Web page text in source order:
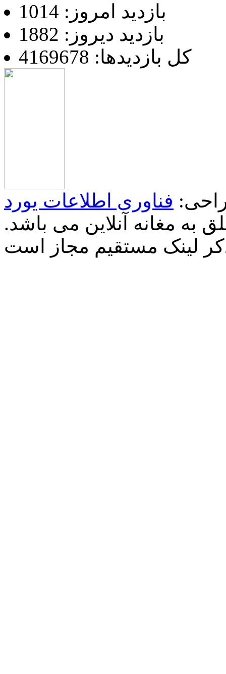
بازدید امروز: 1014
بازدید دیروز: 1882
کل بازدیدها: 4169678
فناوری اطلاعات یورد
به مغانه آنلاین می باشد.